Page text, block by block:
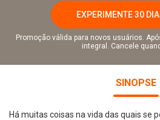
EXPERIMENTE 30
Promoção válida para novos usuários.
integral. Cancele
SINOPSE
Há muitas coisas na vida das quais se